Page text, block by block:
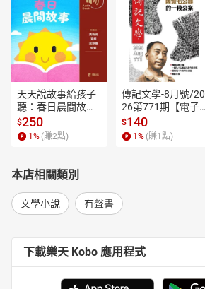
天天說故事給孩子
聽：春日晨間故事
【有聲書】
$250
1 % (賺2點)
傳記文學-8月號/20
26第771期【電子
書】
$140
1 % (賺1 點)
本店相關類別
文學小說 有聲書
下載樂天 Kobo 應用程式